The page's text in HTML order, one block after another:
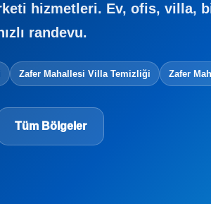
hizmetleri. Ev, ofis, villa,
randevu.
Zafer Mahallesi Villa Temizliği Zafer
Tüm Bölgeler